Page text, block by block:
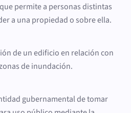
permite a personas distintas
a una propiedad o sobre ella.
de un edificio en relación con
de inundación.
gubernamental de tomar